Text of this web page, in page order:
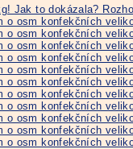
Jak to dokázala?
o osm konfekčních
o osm konfekčních
o osm konfekčních
o osm konfekčních
o osm konfekčních
o osm konfekčních
o osm konfekčních
o osm konfekčních
o osm konfekčních
o osm konfekčních
o osm konfekčních